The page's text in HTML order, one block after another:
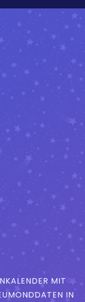
MIT
IN